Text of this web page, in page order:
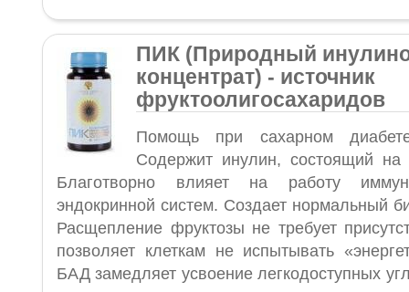
ПИК (Природный
концентрат) - источник
фруктоолигосахаридов
Помощь при сахарном
Содержит инулин, состоящий на
Благотворно влияет на работу
эндокринной систем. Создает нормальный
Расщепление фруктозы не требует
позволяет клеткам не испытывать
БАД замедляет усвоение легкодоступных